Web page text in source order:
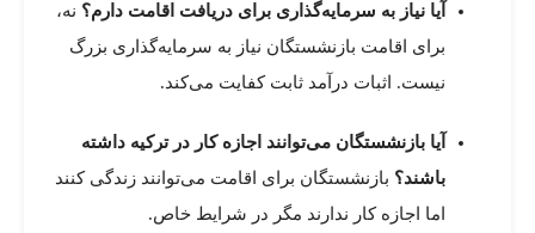
آیا نیاز به سرمایه‌گذاری برای دریافت اقامت دارم؟ نه،
برای اقامت بازنشستگان نیاز به سرمایه‌گذاری بزرگ
نیست. اثبات درآمد ثابت کفایت می‌کند.
آیا بازنشستگان می‌توانند اجازه کار در ترکیه داشته
باشند؟ بازنشستگان برای اقامت می‌توانند زندگی کنند
اما اجازه کار ندارند مگر در شرایط خاص.